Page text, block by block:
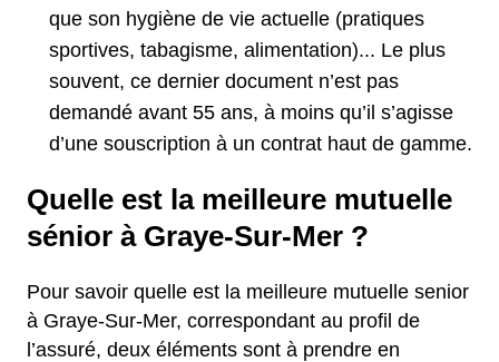
que son hygiène de vie actuelle (pratiques
sportives, tabagisme, alimentation)... Le plus
souvent, ce dernier document n’est pas
demandé avant 55 ans, à moins qu’il s’agisse
d’une souscription à un contrat haut de gamme.
Quelle est la meilleure mutuelle
sénior à Graye-Sur-Mer ?
Pour savoir quelle est la meilleure mutuelle senior
à Graye-Sur-Mer, correspondant au profil de
l’assuré, deux éléments sont à prendre en